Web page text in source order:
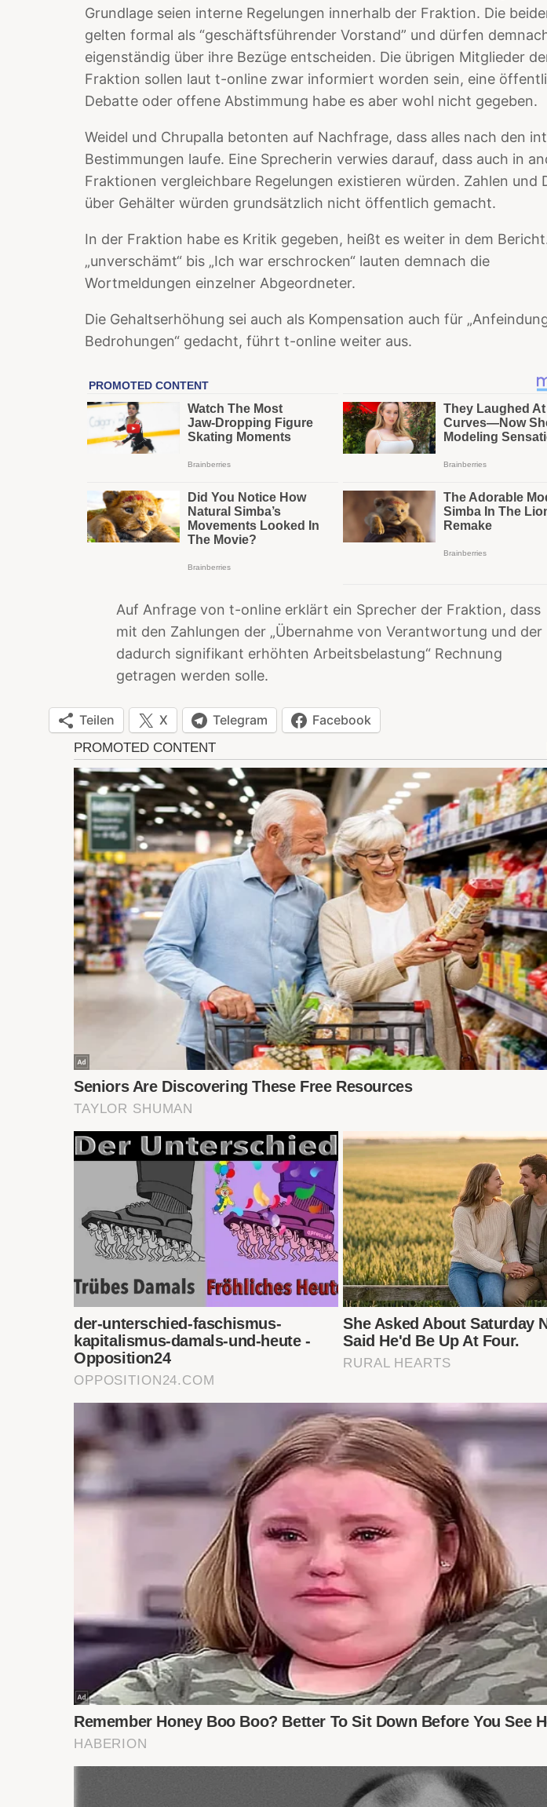
Grundlage seien interne Regelungen innerhalb der Fraktion. Die
gelten formal als “geschäftsführender Vorstand” und dürfen
eigenständig über ihre Bezüge entscheiden. Die übrigen Mitglieder
Fraktion sollen laut t-online zwar informiert worden sein, eine
Debatte oder offene Abstimmung habe es aber wohl nicht gegeben.
Weidel und Chrupalla betonten auf Nachfrage, dass alles nach den
Bestimmungen laufe. Eine Sprecherin verwies darauf, dass auch in
Fraktionen vergleichbare Regelungen existieren würden. Zahlen und
über Gehälter würden grundsätzlich nicht öffentlich gemacht.
In der Fraktion habe es Kritik gegeben, heißt es weiter in dem
„unverschämt“ bis „Ich war erschrocken“ lauten demnach die
Wortmeldungen einzelner Abgeordneter.
Die Gehaltserhöhung sei auch als Kompensation auch für
Bedrohungen“ gedacht, führt t-online weiter aus.
Auf Anfrage von t-online erklärt ein Sprecher der Fraktion, dass
mit den Zahlungen der „Übernahme von Verantwortung und der
dadurch signifikant erhöhten Arbeitsbelastung“ Rechnung
getragen werden solle.
Teilen X Telegram Facebook